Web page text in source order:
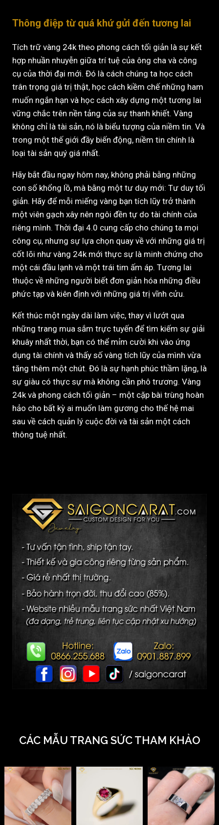
Thông điệp từ quá khứ gửi đến tương lai
Tích trữ vàng 24k theo phong cách tối giản là sự kết
hợp nhuần nhuyễn giữa trí tuệ của ông cha và công
cụ của thời đại mới. Đó là cách chúng ta học cách
trân trọng giá trị thật, học cách kiềm chế những ham
muốn ngắn hạn và học cách xây dựng một tương lai
vững chắc trên nền tảng của sự thanh khiết. Vàng
không chỉ là tài sản, nó là biểu tượng của niềm tin. Và
trong một thế giới đầy biến động, niềm tin chính là
loại tài sản quý giá nhất.
Hãy bắt đầu ngay hôm nay, không phải bằng những
con số khổng lồ, mà bằng một tư duy mới: Tư duy tối
giản. Hãy để mỗi miếng vàng bạn tích lũy trở thành
một viên gạch xây nên ngôi đền tự do tài chính của
riêng mình. Thời đại 4.0 cung cấp cho chúng ta mọi
công cụ, nhưng sự lựa chọn quay về với những giá trị
cốt lõi như vàng 24k mới thực sự là minh chứng cho
một cái đầu lạnh và một trái tim ấm áp. Tương lai
thuộc về những người biết đơn giản hóa những điều
phức tạp và kiên định với những giá trị vĩnh cửu.
Kết thúc một ngày dài làm việc, thay vì lướt qua
những trang mua sắm trực tuyến để tìm kiếm sự giải
khuây nhất thời, bạn có thể mỉm cười khi vào ứng
dụng tài chính và thấy số vàng tích lũy của mình vừa
tăng thêm một chút. Đó là sự hạnh phúc thầm lặng, là
sự giàu có thực sự mà không cần phô trương. Vàng
24k và phong cách tối giản – một cặp bài trùng hoàn
hảo cho bất kỳ ai muốn làm gương cho thế hệ mai
sau về cách quản lý cuộc đời và tài sản một cách
thông tuệ nhất.
CÁC MẪU TRANG SỨC THAM KHẢO